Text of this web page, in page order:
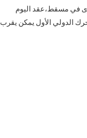
في مسقط،عقد اليوم
الدولي الأول يمكن يقرب